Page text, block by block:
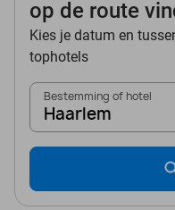
op de route
Kies je datum en
tophotels
Bestemming of hotel
Haarlem